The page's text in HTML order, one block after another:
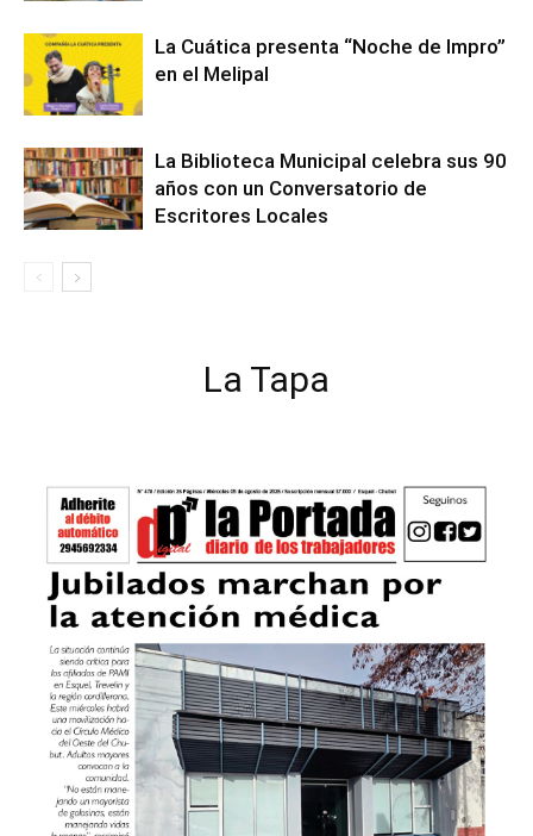
La Cuática presenta “Noche de Impro”
en el Melipal
La Biblioteca Municipal celebra sus 90
años con un Conversatorio de
Escritores Locales
La Tapa